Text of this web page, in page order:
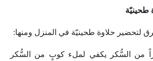
طحينيّة
لتحضير حلاوة طحينيّة في المنزل ومنها:
من السُّكر يكفي لملء كوبٍ من السُّكر